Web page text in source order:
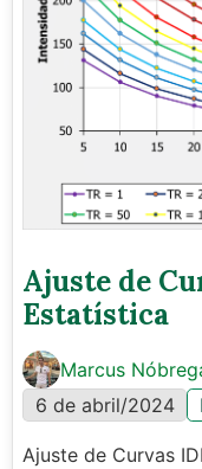
Ajuste de
Estatística
Marcus
6 de abril/2024
Ajuste de Curvas